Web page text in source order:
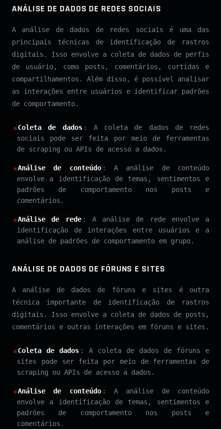
ANÁLISE DE DADOS DE REDES SOCIAIS
A análise de dados de redes sociais é uma das
principais técnicas de identificação de rastros
digitais. Isso envolve a coleta de dados de perfis
de usuário, como posts, comentários, curtidas e
compartilhamentos. Além disso, é possível analisar
as interações entre usuários e identificar padrões
de comportamento.
Coleta de dados : A coleta de dados de redes
sociais pode ser feita por meio de ferramentas
de scraping ou APIs de acesso a dados.
Análise de conteúdo : A análise de conteúdo
envolve a identificação de temas, sentimentos e
padrões de comportamento nos posts e
comentários.
Análise de rede : A análise de rede envolve a
identificação de interações entre usuários e a
análise de padrões de comportamento em grupo.
ANÁLISE DE DADOS DE FÓRUNS E SITES
A análise de dados de fóruns e sites é outra
técnica importante de identificação de rastros
digitais. Isso envolve a coleta de dados de posts,
comentários e outras interações em fóruns e sites.
Coleta de dados : A coleta de dados de fóruns e
sites pode ser feita por meio de ferramentas de
scraping ou APIs de acesso a dados.
Análise de conteúdo : A análise de conteúdo
envolve a identificação de temas, sentimentos e
padrões de comportamento nos posts e
comentários.